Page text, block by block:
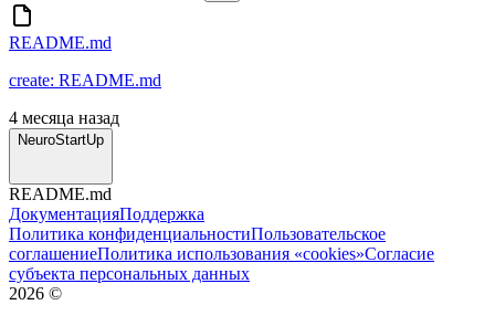
README.md
create: README.md
4 месяца назад
NeuroStartUp
README.md
ДокументацияПоддержка
Политика конфиденциальностиПользовательское
соглашениеПолитика использования «cookies»Согласие
субъекта персональных данных
2026 ©